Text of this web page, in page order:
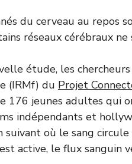
du cerveau au repos
réseaux cérébraux
étude, les
(IRMf) du Projet
176 jeunes adultes qui
indépendants et
suivant où le sang
active, le flux sanguin